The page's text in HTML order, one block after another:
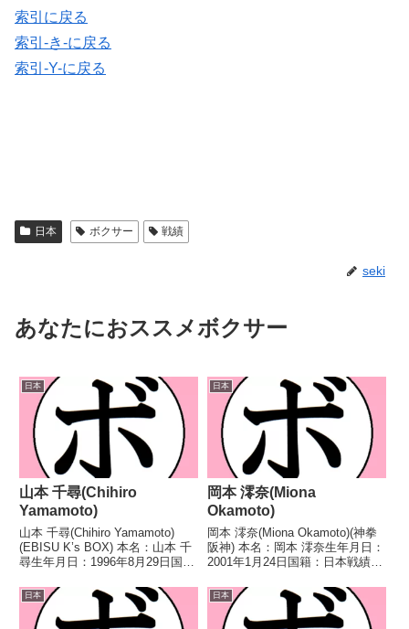
索引に戻る
索引-き-に戻る
索引-Y-に戻る
日本 ボクサー 戦績
seki
あなたにおススメボクサー
日本
山本 千尋(Chihiro
Yamamoto)
山本 千尋(Chihiro Yamamoto)
(EBISU K’s BOX) 本名：山本 千
尋生年月日：1996年8月29日国
トル】なし 【戦歴】なし 【補足
情報】・兵庫県神戸市東灘区出
身。・武術太極拳選手とし...
日本
岡本 澪奈(Miona
Okamoto)
岡本 澪奈(Miona Okamoto)(神拳
阪神) 本名：岡本 澪奈生年月日：
2001年1月24日国籍：日本戦績：
し 【戦歴】2023/05/21 △4R判
定 1-1(39-37、37-39、38-38) ...
日本 日本